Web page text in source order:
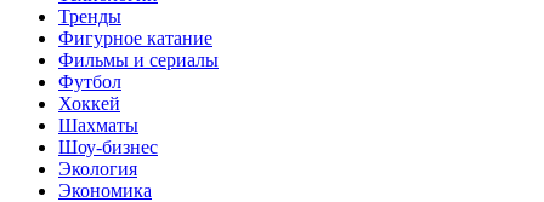
Тренды
Фигурное катание
Фильмы и сериалы
Футбол
Хоккей
Шахматы
Шоу-бизнес
Экология
Экономика